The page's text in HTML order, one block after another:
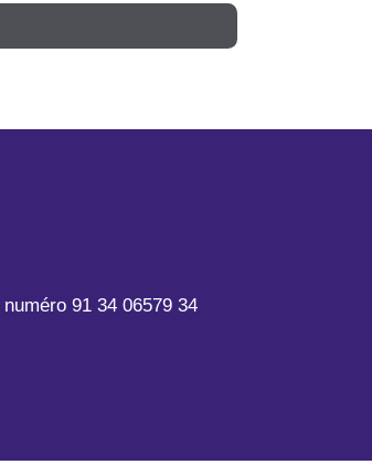
10-19,2026-10-
14,2026-09-
09-23,2026-09-
11-24,2026-11-
Rhône Alpes)""",2026-11-03,2026-11-
de la Loire)""",2026-11-23,2026-11-
distance""",2026-05-21,2026-12-
WordPressWP1"
91 34 06579 34